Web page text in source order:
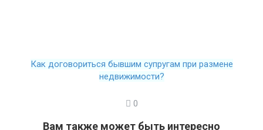
Как договориться бывшим супругам при размене
недвижимости?
0
Вам также может быть интересно